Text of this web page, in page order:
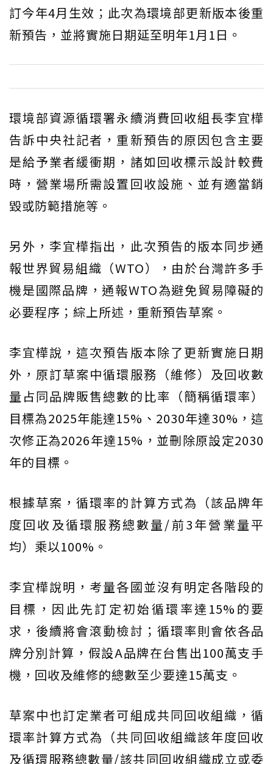
訂今年4月生效；此次為環境部更新版本後重
新預告，並將實施日期延至明年1月1日。
環境部資源循環署永續消費回收組長李宜樺
告訴中央社記者，重新預告的原因包含主要
是給予業者緩衝期，諸如回收標示設計較費
時，營業場所需設置回收設施、並有適當銷
毀或防範措施等。
另外，李宜樺指出，此次預告的版本同步通
報世界貿易組織（WTO），由於台灣許多手
機是國際品牌，通報WTO為避免貿易障礙的
必要程序；綜上所述，重新預告草案。
李宜樺說，這次預告版本除了更新實施日期
外，原訂草案中循環服務（維修）及回收數
量占同品牌販售總數的比率（簡稱循環率）
目標為2025年能達15%、2030年達30%，這
次修正為2026年達15%，並刪除原設定2030
年的目標。
根據草案，循環率的計算方式為（該品牌年
度回收及循環服務總數量/前3年營業量平
均）乘以100%。
李宜樺說明，考量各國並沒有明定各階段的
目標，因此先訂定初始循環率達15%的要
求，後續將會滾動檢討；循環率則會依各品
牌分別計算，假設A品牌在台售出100萬支手
機，回收及維修的總數至少要達15萬支。
草案中也訂定業者可組成共同回收組織，循
環率計算方式為（共同回收組織該年度回收
及循環服務總數量/該共同回收組織成立或委